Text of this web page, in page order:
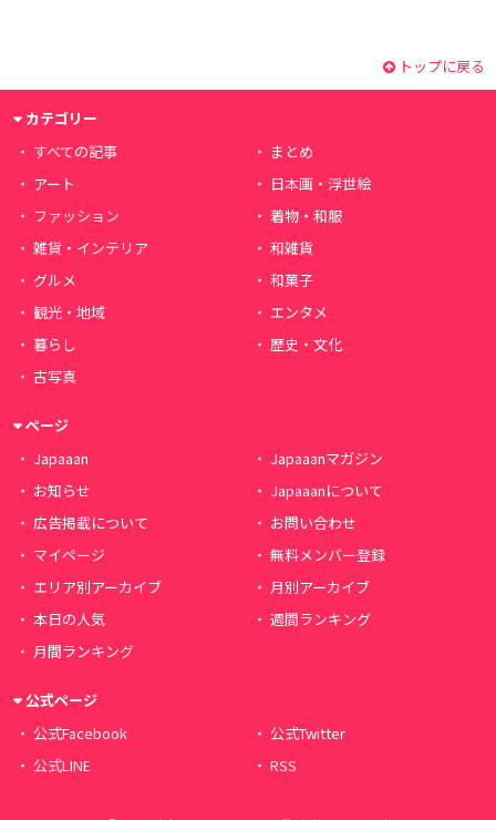
トップに戻る
カテゴリー
すべての記事
まとめ
アート
日本画・浮世絵
ファッション
着物・和服
雑貨・インテリア
和雑貨
グルメ
和菓子
観光・地域
エンタメ
暮らし
歴史・文化
古写真
ページ
Japaaan
Japaaanマガジン
お知らせ
Japaaanについて
広告掲載について
お問い合わせ
マイページ
無料メンバー登録
エリア別アーカイブ
月別アーカイブ
本日の人気
週間ランキング
月間ランキング
公式ページ
公式Facebook
公式Twitter
公式LINE
RSS